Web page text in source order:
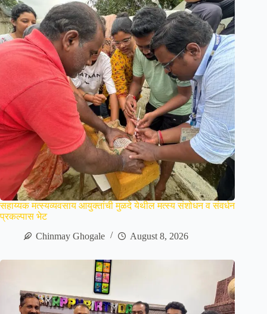
सहाय्यक मत्स्यव्यवसाय आयुक्तांची मुळदे येथील मत्स्य संशोधन व संवर्धन
प्रकल्पास भेट
Chinmay Ghogale
August 8, 2026